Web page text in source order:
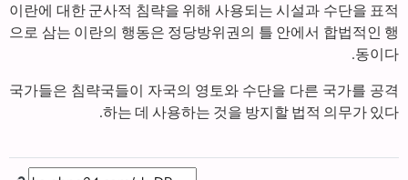
이란에 대한 군사적 침략을 위해 사용되는 시설과 수단을 표적
으로 삼는 이란의 행동은 정당방위권의 틀 안에서 합법적인 행
동이다.
국가들은 침략국들이 자국의 영토와 수단을 다른 국가를 공격
하는 데 사용하는 것을 방지할 법적 의무가 있다.